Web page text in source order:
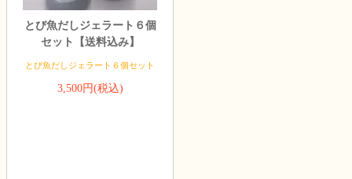
とび魚だしジェラート６個
セット【送料込み】
とび魚だしジェラート６個セット
3,500円(税込)